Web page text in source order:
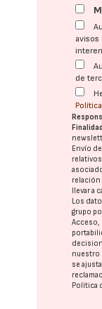
de
Envío
relación
llevar a
Los
grupo
nuestro
se
Política